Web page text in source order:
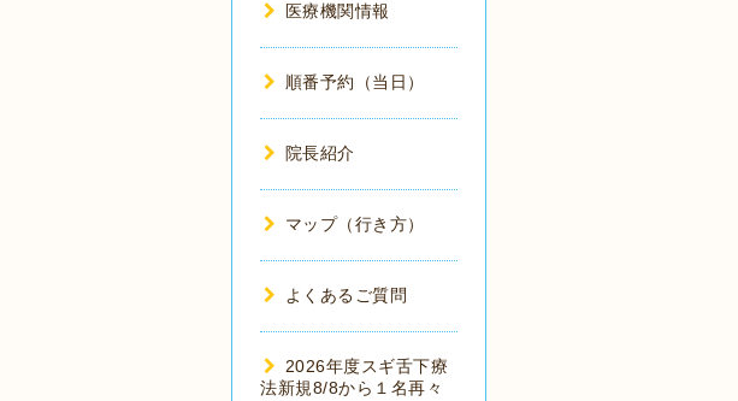
医療機関情報
順番予約（当日）
院長紹介
マップ（行き方）
よくあるご質問
2026年度スギ舌下療
法新規8/8から１名再々